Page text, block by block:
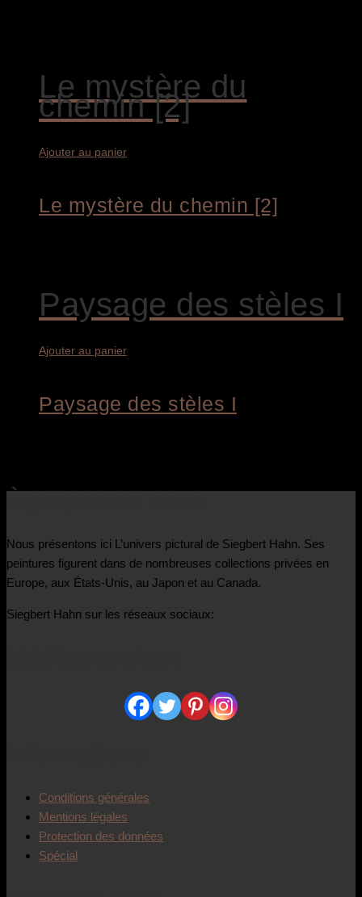
Le mystère du
chemin [2]
Ajouter au panier
Le mystère du chemin [2]
Paysage des stèles I
Ajouter au panier
Paysage des stèles I
À propos de nous
Nous présentons ici L’univers pictural de Siegbert Hahn. Ses
peintures figurent dans de nombreuses collections privées en
Europe, aux États-Unis, au Japon et au Canada.
Siegbert Hahn sur les réseaux sociaux:
Conditions générales
Mentions légales
Protection des données
Spécial